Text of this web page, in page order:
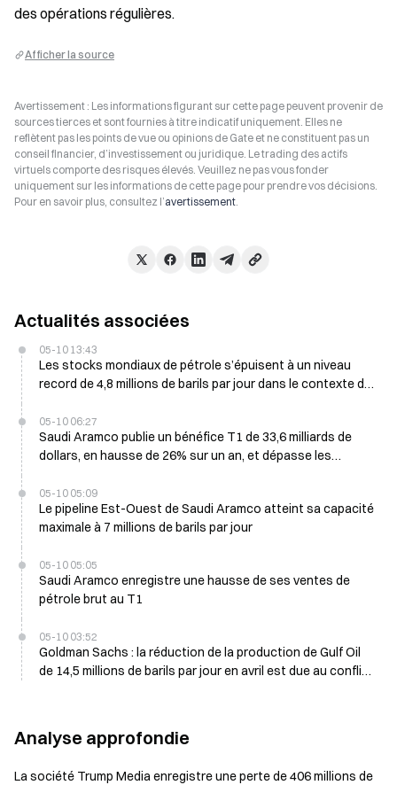
des opérations régulières.
Afficher la source
Avertissement : Les informations figurant sur cette page peuvent provenir de
sources tierces et sont fournies à titre indicatif uniquement. Elles ne
reflètent pas les points de vue ou opinions de Gate et ne constituent pas un
conseil financier, d’investissement ou juridique. Le trading des actifs
virtuels comporte des risques élevés. Veuillez ne pas vous fonder
uniquement sur les informations de cette page pour prendre vos décisions.
Pour en savoir plus, consultez l’avertissement.
Actualités associées
05-10 13:43
Les stocks mondiaux de pétrole s’épuisent à un niveau
record de 4,8 millions de barils par jour dans le contexte du
05-10 06:27
Saudi Aramco publie un bénéfice T1 de 33,6 milliards de
dollars, en hausse de 26% sur un an, et dépasse les
05-10 05:09
Le pipeline Est-Ouest de Saudi Aramco atteint sa capacité
maximale à 7 millions de barils par jour
05-10 05:05
Saudi Aramco enregistre une hausse de ses ventes de
pétrole brut au T1
05-10 03:52
Goldman Sachs : la réduction de la production de Gulf Oil
de 14,5 millions de barils par jour en avril est due au conflit
Analyse approfondie
La société Trump Media enregistre une perte de 406 millions de